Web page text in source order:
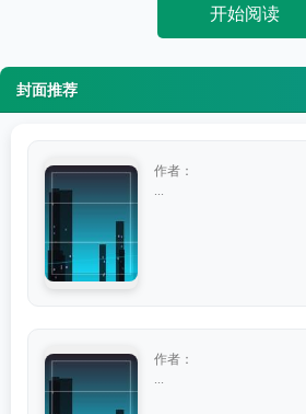
开始阅读
封面推荐
作者：
作者：